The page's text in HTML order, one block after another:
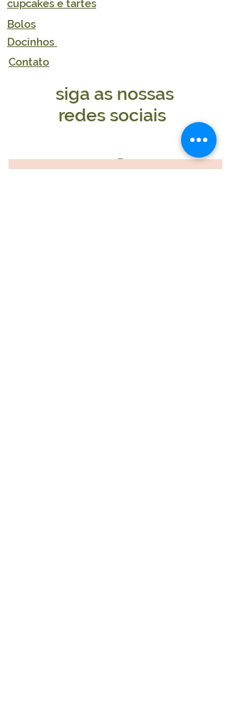
cupcakes e tartes
Bolos
Docinhos
Contato
siga as nossas
redes sociais